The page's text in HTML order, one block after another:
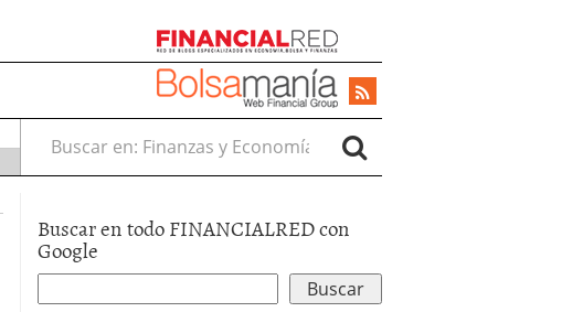
Buscar en:
Buscar en todo FINANCIALRED con
Google